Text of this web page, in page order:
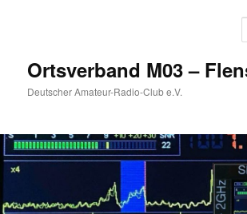
Ortsverband M03 –
Deutscher Amateur-Radio-Club e.V.